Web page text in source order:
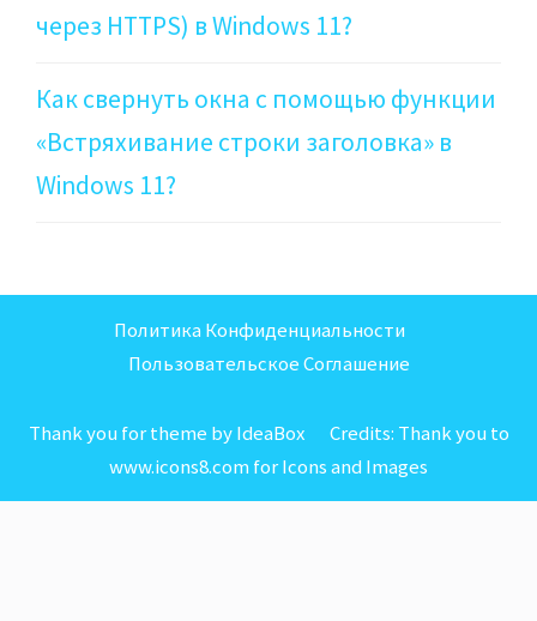
через HTTPS) в Windows 11?
Как свернуть окна с помощью функции
«Встряхивание строки заголовка» в
Windows 11?
Политика Конфиденциальности
Пользовательское Соглашение
Thank you for theme by IdeaBox Credits: Thank you to
www.icons8.com for IconsandImages